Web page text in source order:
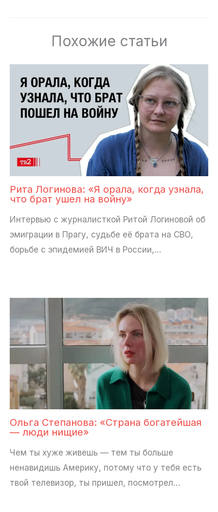
Похожие статьи
Рита Логинова: «Я орала, когда узнала,
что брат ушел на войну»
Интервью с журналисткой Ритой Логиновой об
эмиграции в Прагу, судьбе её брата на СВО,
борьбе с эпидемией ВИЧ в России,…
Ольга Степанова: «Страна богатейшая
— люди нищие»
Чем ты хуже живешь — тем ты больше
ненавидишь Америку, потому что у тебя есть
твой телевизор, ты пришел, посмотрел…